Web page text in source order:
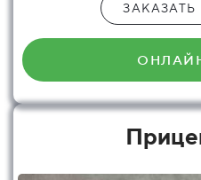
ЗАКАЗАТЬ